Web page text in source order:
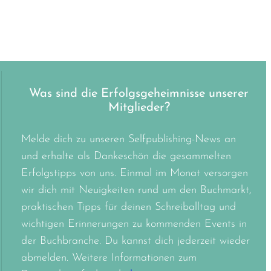
Was sind die Erfolgsgeheimnisse unserer
Mitglieder?
Melde dich zu unseren Selfpublishing-News an
und erhalte als Dankeschön die gesammelten
Erfolgstipps von uns. Einmal im Monat versorgen
wir dich mit Neuigkeiten rund um den Buchmarkt,
praktischen Tipps für deinen Schreiballtag und
wichtigen Erinnerungen zu kommenden Events in
der Buchbranche. Du kannst dich jederzeit wieder
abmelden. Weitere Informationen zum